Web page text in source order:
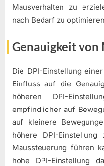
Mausverhalten zu
nach Bedarf zu
Genauigkeit von
Die DPI-Einstellung
Einfluss auf die
höheren DPI-
empfindlicher auf
auf kleinere
höhere DPI-
Maussteuerung führen
hohe DPI-Einstellung